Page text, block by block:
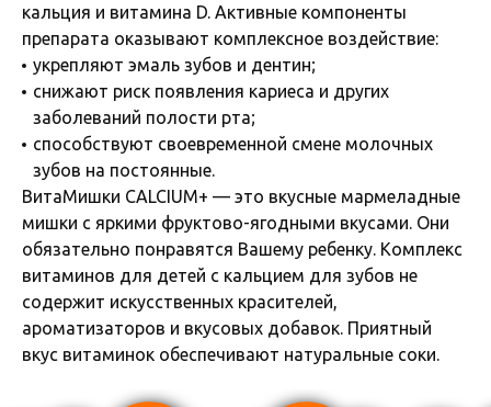
кальция и витамина D. Активные компоненты
препарата оказывают комплексное воздействие:
укрепляют эмаль зубов и дентин;
снижают риск появления кариеса и других
заболеваний полости рта;
способствуют своевременной смене молочных
зубов на постоянные.
ВитаМишки CALCIUM+ — это вкусные мармеладные
мишки с яркими фруктово-ягодными вкусами. Они
обязательно понравятся Вашему ребенку. Комплекс
витаминов для детей с кальцием для зубов не
содержит искусственных красителей,
ароматизаторов и вкусовых добавок. Приятный
вкус витаминок обеспечивают натуральные соки.